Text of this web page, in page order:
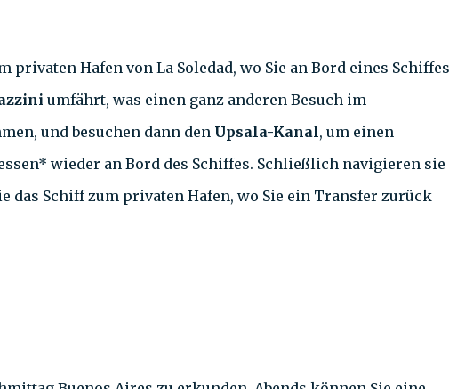
privaten Hafen von La Soledad, wo Sie an Bord eines Schiffes
umfährt, was einen ganz anderen Besuch im
und besuchen dann den Upsala-Kanal, um einen
wieder an Bord des Schiffes. Schließlich navigieren sie
das Schiff zum privaten Hafen, wo Sie ein Transfer zurück